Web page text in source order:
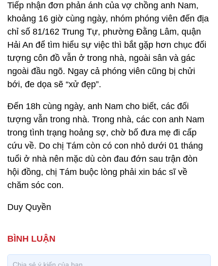
Tiếp nhận đơn phản ánh của vợ chồng anh Nam,
khoảng 16 giờ cùng ngày, nhóm phóng viên đến địa
chỉ số 81/162 Trung Tự, phường Đằng Lâm, quận
Hải An để tìm hiểu sự việc thì bắt gặp hơn chục đối
tượng côn đồ vẫn ở trong nhà, ngoài sân và gác
ngoài đầu ngõ. Ngay cả phóng viên cũng bị chửi
bới, đe dọa sẽ “xử đẹp”.
Đến 18h cùng ngày, anh Nam cho biết, các đối
tượng vẫn trong nhà. Trong nhà, các con anh Nam
trong tình trạng hoảng sợ, chờ bố đưa mẹ đi cấp
cứu về. Do chị Tám còn có con nhỏ dưới 01 tháng
tuổi ở nhà nên mặc dù còn đau đớn sau trận đòn
hội đồng, chị Tám buộc lòng phải xin bác sĩ về
chăm sóc con.
Duy Quyền